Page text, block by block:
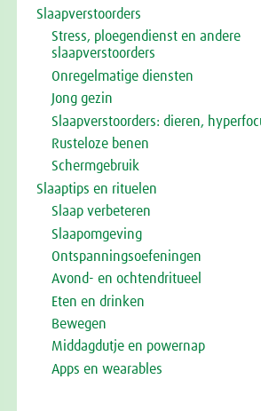
Slaapverstoorders
Stress, ploegendienst en andere
slaapverstoorders
Onregelmatige diensten
Jong gezin
Slaapverstoorders: dieren,
Rusteloze benen
Schermgebruik
Slaaptips en rituelen
Slaap verbeteren
Slaapomgeving
Ontspanningsoefeningen
Avond- en ochtendritueel
Eten en drinken
Bewegen
Middagdutje en powernap
Apps en wearables